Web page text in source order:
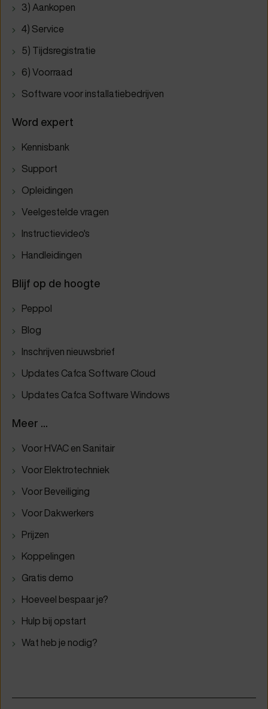
3) Aankopen
4) Service
5) Tijdsregistratie
6) Voorraad
Software voor installatiebedrijven
Word expert
Kennisbank
Support
Opleidingen
Veelgestelde vragen
Instructievideo's
Handleidingen
Blijf op de hoogte
Peppol
Blog
Inschrijven nieuwsbrief
Updates Cafca Software Cloud
Updates Cafca Software Windows
Meer ...
Voor HVAC en Sanitair
Voor Elektrotechniek
Voor Beveiliging
Voor Dakwerkers
Prijzen
Koppelingen
Gratis demo
Hoeveel bespaar je?
Hulp bij opstart
Wat heb je nodig?